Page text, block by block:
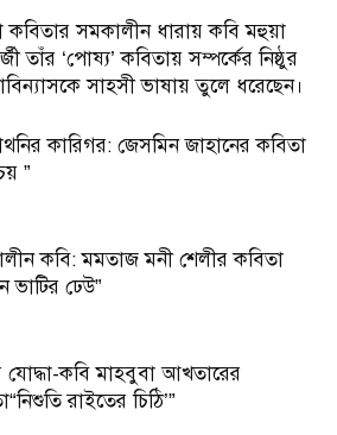
কবিতার সমকালীন ধারায় কবি মহুয়া
তাঁর ‘পোষ্য’ কবিতায় সম্পর্কের নিষ্ঠুর
সাহসী ভাষায় তুলে ধরেছেন।
কারিগর: জেসমিন জাহানের কবিতা
”
কবি: মমতাজ মনী শেলীর কবিতা
ভাটির ঢেউ”
যোদ্ধা-কবি মাহবুবা আখতারের
রাইতের চিঠি’”